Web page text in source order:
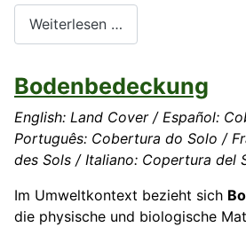
Weiterlesen …
Bodenbedeckung
English: Land Cover / Español:
Português: Cobertura do Solo /
des Sols / Italiano: Copertura del
Im Umweltkontext bezieht sich
die physische und biologische